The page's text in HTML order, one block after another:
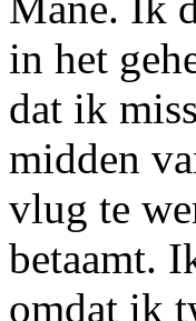
in het
dat ik
midden
vlug te
betaamt.
omdat ik